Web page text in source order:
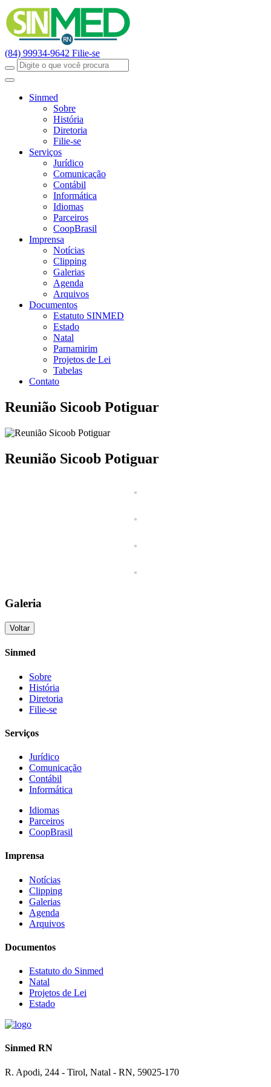
(84) 99934-9642 Filie-se
Sinmed
Sobre
História
Diretoria
Filie-se
Serviços
Jurídico
Comunicação
Contábil
Informática
Idiomas
Parceiros
CoopBrasil
Imprensa
Notícias
Clipping
Galerias
Agenda
Arquivos
Documentos
Estatuto SINMED
Estado
Natal
Parnamirim
Projetos de Lei
Tabelas
Contato
Reunião Sicoob Potiguar
Reunião Sicoob Potiguar
Galeria
Voltar
Sinmed
Sobre
História
Diretoria
Filie-se
Serviços
Jurídico
Comunicação
Contábil
Informática
Idiomas
Parceiros
CoopBrasil
Imprensa
Notícias
Clipping
Galerias
Agenda
Arquivos
Documentos
Estatuto do Sinmed
Natal
Projetos de Lei
Estado
Sinmed RN
R. Apodi, 244 - Tirol, Natal - RN, 59025-170